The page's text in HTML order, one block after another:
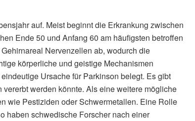
auf. Meist beginnt die Erkrankung zwischen
Ende 50 und Anfang 60 am häufigsten betroffen
Nervenzellen ab, wodurch die
körperliche und geistige Mechanismen
Ursache für Parkinson belegt. Es gibt
werden könnte. Als eine weitere mögliche
wie Pestiziden oder Schwermetallen. Eine Rolle
haben schwedische Forscher nach einer